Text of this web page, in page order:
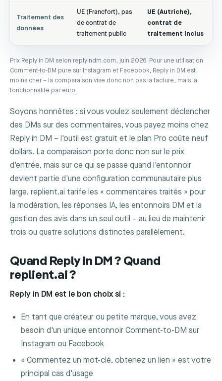
Traitement des
données
UE (Francfort), pas
de contrat de
traitement public
UE (Autriche),
contrat de
traitement inclus
Prix Reply in DM selon replyindm.com, juin 2026. Pour une utilisation
Comment-to-DM pure sur Instagram et Facebook, Reply in DM est
moins cher – la comparaison vise donc non pas la facture, mais la
fonctionnalité par euro.
Soyons honnêtes : si vous voulez seulement déclencher
des DMs sur des commentaires, vous payez moins chez
Reply in DM – l'outil est gratuit et le plan Pro coûte neuf
dollars. La comparaison porte donc non sur le prix
d'entrée, mais sur ce qui se passe quand l'entonnoir
devient partie d'une configuration communautaire plus
large. replient.ai tarife les « commentaires traités » pour
la modération, les réponses IA, les entonnoirs DM et la
gestion des avis dans un seul outil – au lieu de maintenir
trois ou quatre solutions distinctes parallèlement.
Quand Reply in DM ? Quand
replient.ai ?
Reply in DM est le bon choix si :
En tant que créateur ou petite marque, vous avez
besoin d'un unique entonnoir Comment-to-DM sur
Instagram ou Facebook
« Commentez un mot-clé, obtenez un lien » est votre
principal cas d'usage